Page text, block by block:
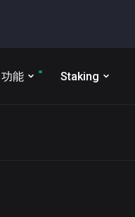
功能 Staking